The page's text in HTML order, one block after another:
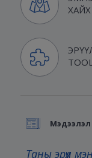
ХАЙХ
Мэдээлэл
Таны эрүүл